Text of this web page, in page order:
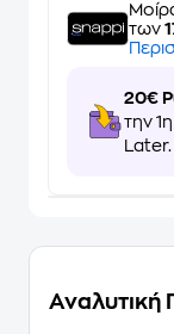
των
20€
την
Later.
Αναλυτική